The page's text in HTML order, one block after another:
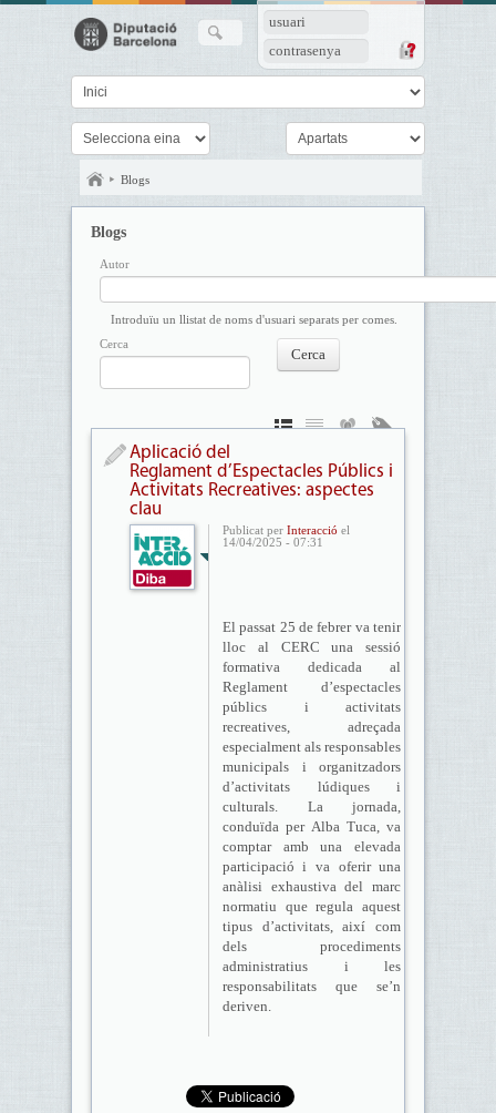
usuari
contrasenya
Blogs
Blogs
Autor
Introduïu un llistat de noms d'usuari separats per comes.
Cerca
Aplicació del
Reglament d’Espectacles Públics i
Activitats Recreatives: aspectes
clau
Publicat per Interacció el
14/04/2025 - 07:31
El passat 25 de febrer va tenir
lloc al CERC una sessió
formativa dedicada al
Reglament d’espectacles
públics i activitats
recreatives, adreçada
especialment als responsables
municipals i organitzadors
d’activitats lúdiques i
culturals. La jornada,
conduïda per Alba Tuca, va
comptar amb una elevada
participació i va oferir una
anàlisi exhaustiva del marc
normatiu que regula aquest
tipus d’activitats, així com
dels procediments
administratius i les
responsabilitats que se’n
deriven.